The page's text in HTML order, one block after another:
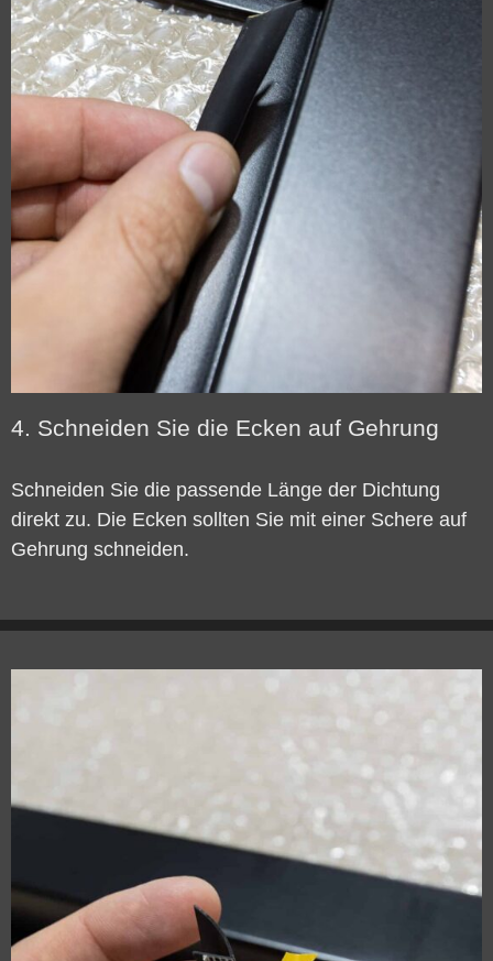
4. Schneiden Sie die Ecken auf Gehrung
Schneiden Sie die passende Länge der Dichtung
direkt zu. Die Ecken sollten Sie mit einer Schere auf
Gehrung schneiden.